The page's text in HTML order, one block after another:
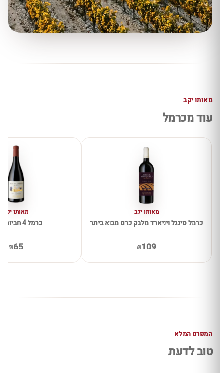
מאותו יקב
עוד מכרמל
מאותו יקב
כרמל סינגל ויניארד מלבק כרם מבוא ביתר
₪109
מאותו יקב
כרמל 4 חביות אדום
₪65
המפרט המלא
טוב לדעת